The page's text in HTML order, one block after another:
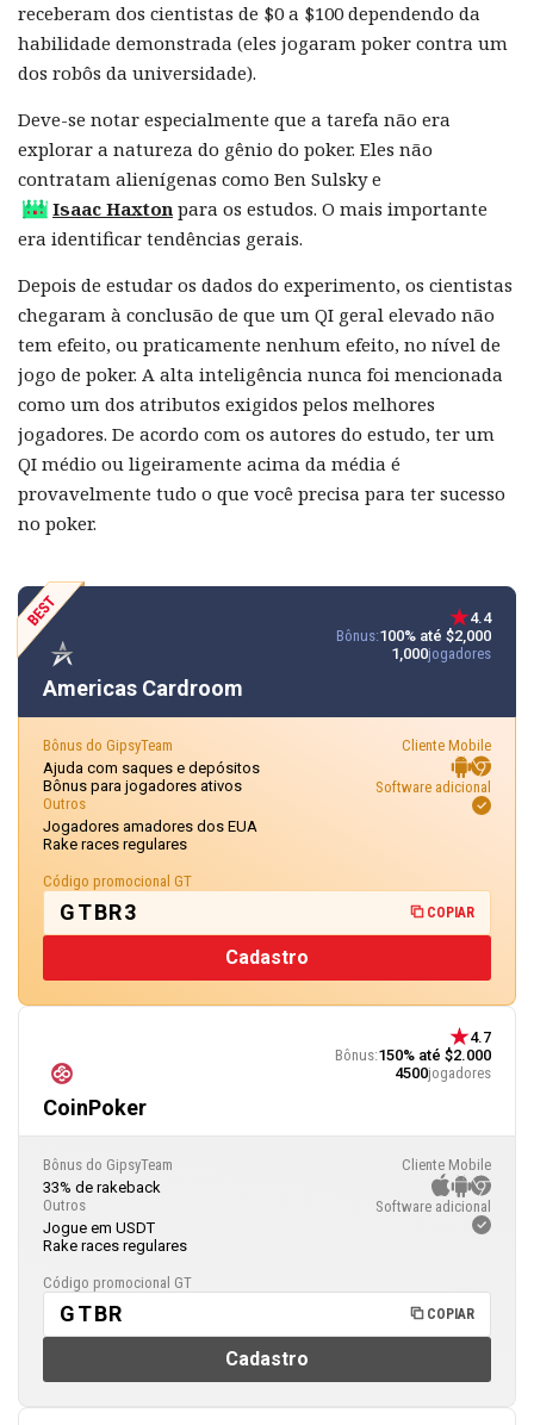
receberam dos cientistas de $0 a $100 dependendo da
habilidade demonstrada (eles jogaram poker contra um
dos robôs da universidade).
Deve-se notar especialmente que a tarefa não era
explorar a natureza do gênio do poker. Eles não
contratam alienígenas como Ben Sulsky e
Isaac Haxton para os estudos. O mais importante
era identificar tendências gerais.
Depois de estudar os dados do experimento, os cientistas
chegaram à conclusão de que um QI geral elevado não
tem efeito, ou praticamente nenhum efeito, no nível de
jogo de poker. A alta inteligência nunca foi mencionada
como um dos atributos exigidos pelos melhores
jogadores. De acordo com os autores do estudo, ter um
QI médio ou ligeiramente acima da média é
provavelmente tudo o que você precisa para ter sucesso
no poker.
CoinPoker
4.7
Bônus:150% até $2.000
4500jogadores
Bônus do GipsyTeam
33% de rakeback
Outros
Jogue em USDT
Rake races regulares
Cliente Mobile
Software adicional
Código promocional GT
GTBR COPIAR
Cadastro
Americas Cardroom
4.4
Bônus:100% até $2,000
1,000jogadores
Bônus do GipsyTeam
Ajuda com saques e depósitos
Bônus para jogadores ativos
Outros
Jogadores amadores dos EUA
Rake races regulares
Cliente Mobile
Software adicional
Código promocional GT
GTBR3 COPIAR
Cadastro